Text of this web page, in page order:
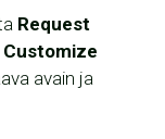
Request
Customize
avain ja